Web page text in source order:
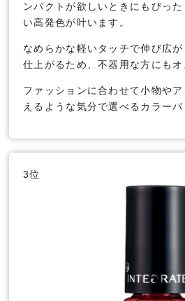
ンパクトが欲しいときにもぴっ
い高発色が叶います。
なめらかな軽いタッチで伸び広
仕上がるため、不器用な方にもオ
ファッションに合わせて小物や
えるような気分で選べるカラーバ
3位